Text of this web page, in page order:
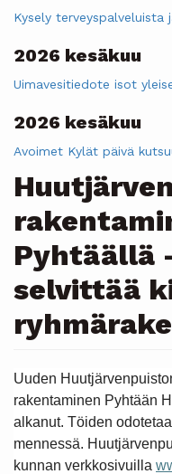
Kysely terveyspalveluista
2026 kesäkuu
Uimavesitiedote isot
2026 kesäkuu
Avoimet Kylät päivä
Pyhtäällä
selvittää
Uuden
rakentaminen Pyhtään
alkanut. Töiden
mennessä.
kunnan verkkosivuilla